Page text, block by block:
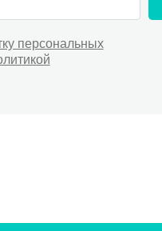
персональных